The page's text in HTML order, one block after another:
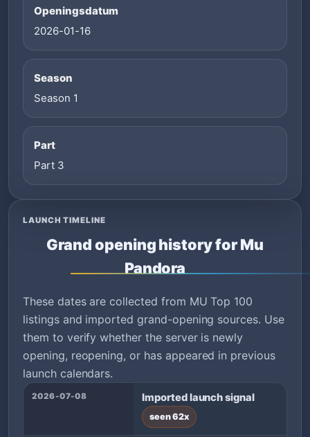
Openingsdatum
2026-01-16
Season
Season 1
Part
Part 3
LAUNCH TIMELINE
Grand opening history for Mu
Pandora
These dates are collected from MU Top 100
listings and imported grand-opening sources. Use
them to verify whether the server is newly
opening, reopening, or has appeared in previous
launch calendars.
2026-07-08 Imported launch signal
seen 62x